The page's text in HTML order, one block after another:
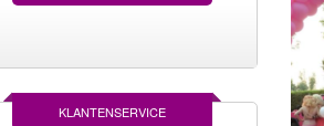
KLANTENSERVICE